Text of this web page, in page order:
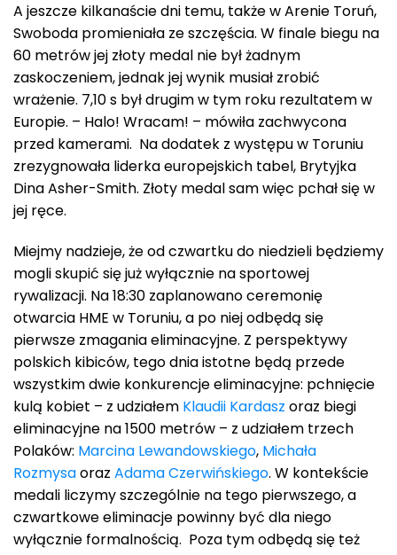
A jeszcze kilkanaście dni temu, także w Arenie Toruń,
Swoboda promieniała ze szczęścia. W finale biegu na
60 metrów jej złoty medal nie był żadnym
zaskoczeniem, jednak jej wynik musiał zrobić
wrażenie. 7,10 s był drugim w tym roku rezultatem w
Europie. – Halo! Wracam! – mówiła zachwycona
przed kamerami. Na dodatek z występu w Toruniu
zrezygnowała liderka europejskich tabel, Brytyjka
Dina Asher-Smith. Złoty medal sam więc pchał się w
jej ręce.
Miejmy nadzieje, że od czwartku do niedzieli będziemy
mogli skupić się już wyłącznie na sportowej
rywalizacji. Na 18:30 zaplanowano ceremonię
otwarcia HME w Toruniu, a po niej odbędą się
pierwsze zmagania eliminacyjne. Z perspektywy
polskich kibiców, tego dnia istotne będą przede
wszystkim dwie konkurencje eliminacyjne: pchnięcie
kulą kobiet – z udziałem Klaudii Kardasz oraz biegi
eliminacyjne na 1500 metrów – z udziałem trzech
Polaków: Marcina Lewandowskiego, Michała
Rozmysaoraz Adama Czerwińskiego. W kontekście
medali liczymy szczególnie na tego pierwszego, a
czwartkowe eliminacje powinny być dla niego
wyłącznie formalnością. Poza tym odbędą się też